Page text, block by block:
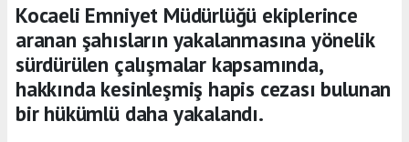
Kocaeli Emniyet Müdürlüğü ekiplerince
aranan şahısların yakalanmasına yönelik
sürdürülen çalışmalar kapsamında,
hakkında kesinleşmiş hapis cezası bulunan
bir hükümlü daha yakalandı.